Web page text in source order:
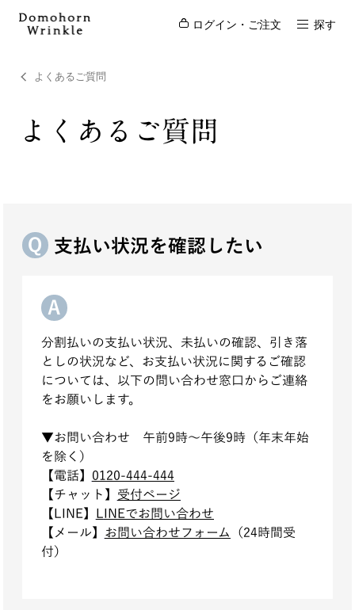
ログイン・ご注文 探す
よくあるご質問
よくあるご質問
支払い状況を確認したい
分割払いの支払い状況、未払いの確認、引き落
としの状況など、お支払い状況に関するご確認
については、以下の問い合わせ窓口からご連絡
をお願いします。
▼お問い合わせ 午前9時～午後9時（年末年始
を除く）
【電話】 0120-444-444
【チ ャット】 受付ページ
【LI
NE】
INEでお問い合わせ
【メ ール】 お問い合わせフォーム
（24時間受
付）